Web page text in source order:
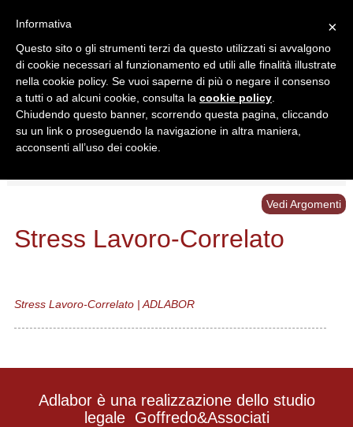
Ricerca in:
Sezione corrente
Tutto il sito
Stress Lavoro-Correlato
Stress Lavoro-Correlato | ADLABOR
Vedi Argomenti
Adlabor è una realizzazione dello studio
legale Goffredo&Associati
×
Informativa
Questo sito o gli strumenti terzi da questo utilizzati si avvalgono
di cookie necessari al funzionamento ed utili alle finalità illustrate
nella cookie policy. Se vuoi saperne di più o negare il consenso
a tutti o ad alcuni cookie, consulta la cookie policy
Chiudendo questo banner, scorrendo questa pagina, cliccando
su un link o proseguendo la navigazione in altra maniera,
acconsenti all’uso dei cookie.